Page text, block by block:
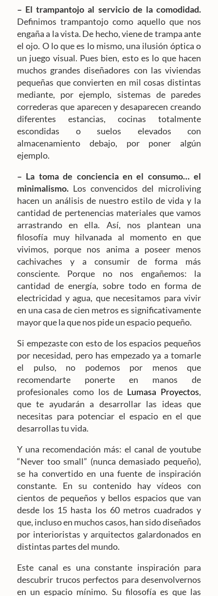
– El trampantojo al servicio de la comodidad.
Definimos trampantojo como aquello que nos
engaña a la vista. De hecho, viene de trampa ante
el ojo. O lo que es lo mismo, una ilusión óptica o
un juego visual. Pues bien, esto es lo que hacen
muchos grandes diseñadores con las viviendas
pequeñas que convierten en mil cosas distintas
mediante, por ejemplo, sistemas de paredes
correderas que aparecen y desaparecen creando
diferentes estancias, cocinas totalmente
escondidas o suelos elevados con
almacenamiento debajo, por poner algún
ejemplo.
– La toma de conciencia en el consumo… el
minimalismo. Los convencidos del microliving
hacen un análisis de nuestro estilo de vida y la
cantidad de pertenencias materiales que vamos
arrastrando en ella. Así, nos plantean una
filosofía muy hilvanada al momento en que
vivimos, porque nos anima a poseer menos
cachivaches y a consumir de forma más
consciente. Porque no nos engañemos: la
cantidad de energía, sobre todo en forma de
electricidad y agua, que necesitamos para vivir
en una casa de cien metros es significativamente
mayor que la que nos pide un espacio pequeño.
Si empezaste con esto de los espacios pequeños
por necesidad, pero has empezado ya a tomarle
el pulso, no podemos por menos que
recomendarte ponerte en manos de
profesionales como los de Lumasa Proyectos,
que te ayudarán a desarrollar las ideas que
necesitas para potenciar el espacio en el que
desarrollas tu vida.
Y una recomendación más: el canal de youtube
“Never too small” (nunca demasiado pequeño),
se ha convertido en una fuente de inspiración
constante. En su contenido hay vídeos con
cientos de pequeños y bellos espacios que van
desde los 15 hasta los 60 metros cuadrados y
que, incluso en muchos casos, han sido diseñados
por interioristas y arquitectos galardonados en
distintas partes del mundo.
Este canal es una constante inspiración para
descubrir trucos perfectos para desenvolvernos
en un espacio mínimo. Su filosofía es que las